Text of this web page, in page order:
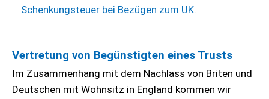
Schenkungsteuer bei Bezügen zum UK.
Vertretung von Begünstigten eines Trusts
Im Zusammenhang mit dem Nachlass von Briten und
Deutschen mit Wohnsitz in England kommen wir